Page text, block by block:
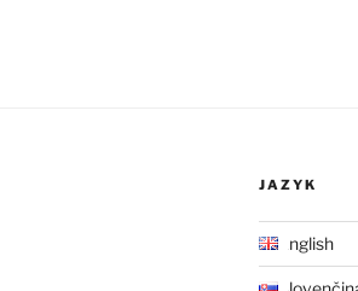
JAZYK
English